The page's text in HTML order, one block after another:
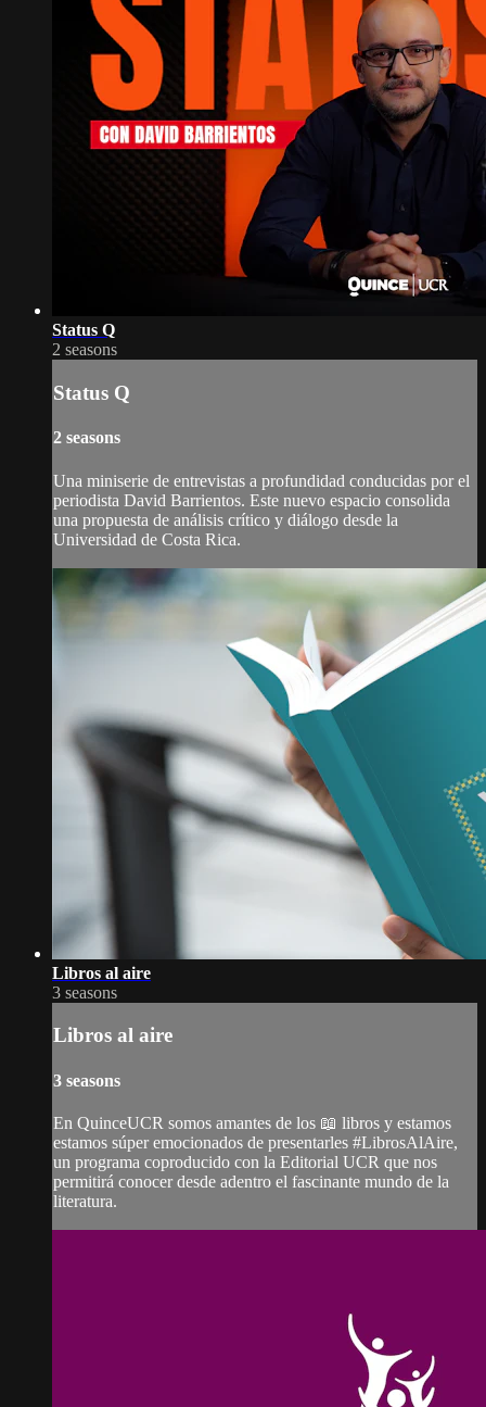
Status Q
2 seasons
Status Q
2 seasons
Una miniserie de entrevistas a profundidad conducidas por el
periodista David Barrientos. Este nuevo espacio consolida
una propuesta de análisis crítico y diálogo desde la
Universidad de Costa Rica.
Libros al aire
3 seasons
Libros al aire
3 seasons
En QuinceUCR somos amantes de los 📖 libros y estamos
estamos súper emocionados de presentarles #LibrosAlAire,
un programa coproducido con la Editorial UCR que nos
permitirá conocer desde adentro el fascinante mundo de la
literatura.